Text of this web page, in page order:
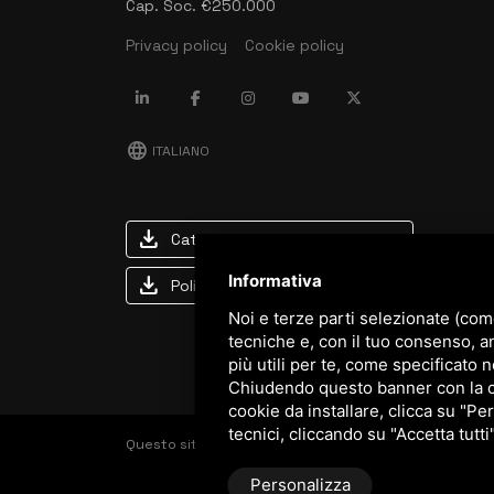
Cap. Soc. €250.000
Privacy policy
Cookie policy
language ITALIANO
download Catalogo Stima
download Politica qualità e sicurezza
Questo sito è protetto da Google reCAPTCHA v3,
Informativa
Noi e terze parti selezionate
tecniche e, con il tuo consenso,
più utili per te, come specificato
Chiudendo questo banner con la
cookie da installare, clicca su
tecnici, cliccando su "Accetta
Personalizza